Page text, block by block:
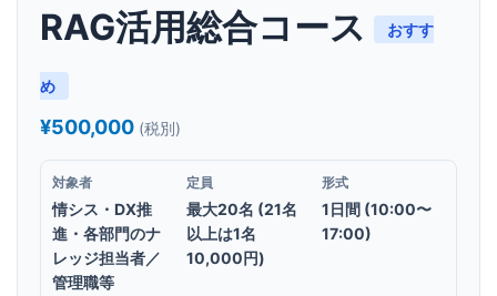
RAG活用総合コース
おすす
め
¥500,000 (税別)
対象者
情シス・DX推
進・各部門のナ
レッジ担当者／
管理職等
定員
最大20名 (21名
以上は1名
10,000円)
形式
1日間 (10:00〜
17:00)